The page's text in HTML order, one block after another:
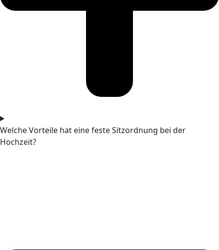
Welche Vorteile hat eine feste Sitzordnung bei der
Hochzeit?